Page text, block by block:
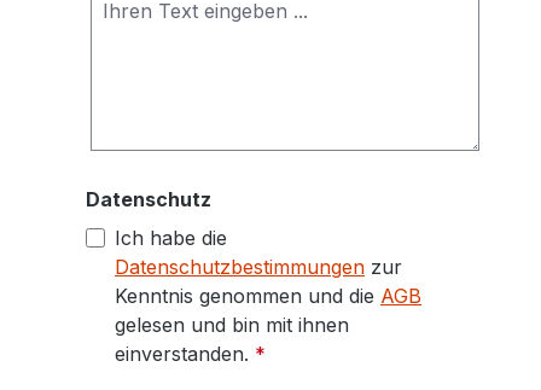
Datenschutz
Ich habe die
Datenschutzbestimmungen zur
Kenntnis genommen und die AGB
gelesen und bin mit ihnen
einverstanden. *